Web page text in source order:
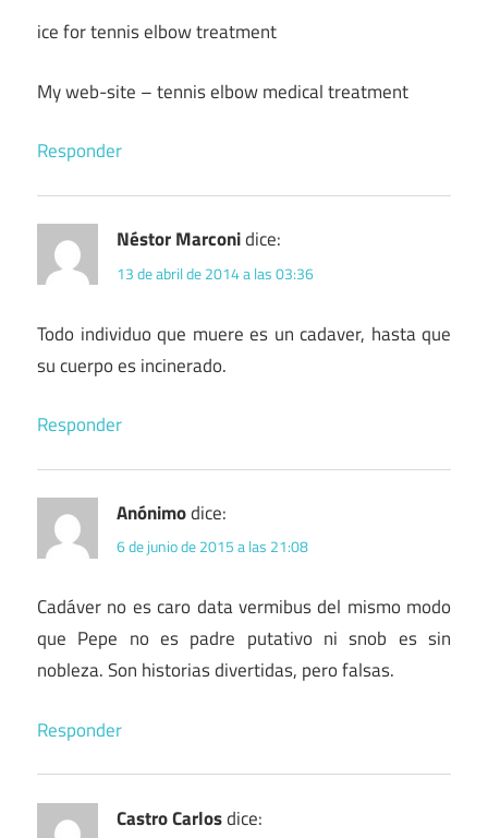
ice for tennis elbow treatment
My web-site – tennis elbow medical treatment
Responder
Néstor Marconidice:
13 de abril de 2014 a las 03:36
Todo individuo que muere es un cadaver, hasta que
su cuerpo es incinerado.
Responder
Anónimodice:
6 de junio de 2015 a las 21:08
Cadáver no es caro data vermibus del mismo modo
que Pepe no es padre putativo ni snob es sin
nobleza. Son historias divertidas, pero falsas.
Responder
Castro Carlosdice: